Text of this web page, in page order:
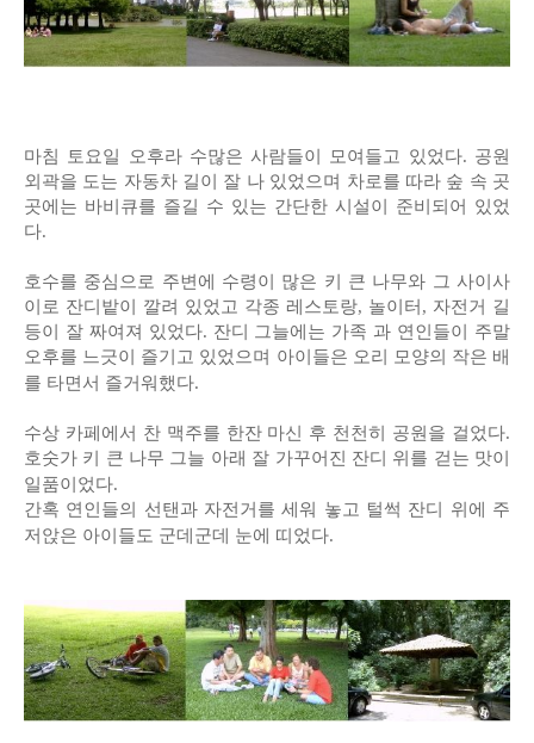
마침 토요일 오후라 수많은 사람들이 모여들고 있었다. 공원
외곽을 도는 자동차 길이 잘 나 있었으며 차로를 따라 숲 속 곳
곳에는 바비큐를 즐길 수 있는 간단한 시설이 준비되어 있었
다.
호수를 중심으로 주변에 수령이 많은 키 큰 나무와 그 사이사
이로 잔디밭이 깔려 있었고 각종 레스토랑, 놀이터, 자전거 길
등이 잘 짜여져 있었다. 잔디 그늘에는 가족 과 연인들이 주말
오후를 느긋이 즐기고 있었으며 아이들은 오리 모양의 작은 배
를 타면서 즐거워했다.
수상 카페에서 찬 맥주를 한잔 마신 후 천천히 공원을 걸었다.
호숫가 키 큰 나무 그늘 아래 잘 가꾸어진 잔디 위를 걷는 맛이
일품이었다.
간혹 연인들의 선탠과 자전거를 세워 놓고 털썩 잔디 위에 주
저앉은 아이들도 군데군데 눈에 띠었다.